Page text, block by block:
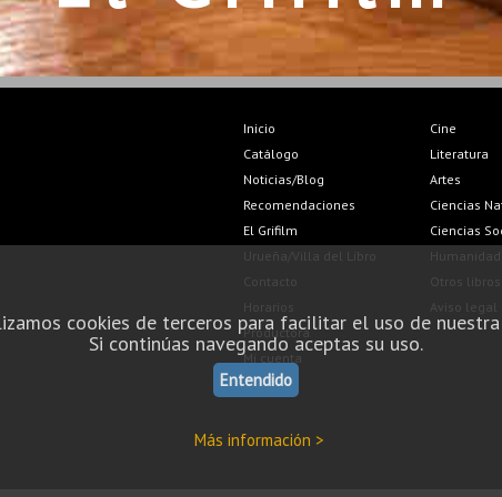
cookies de terceros para facilitar el uso de nuestra
Si continúas navegando aceptas su uso.
Entendido
Más información >
Inicio
Catálogo
Noticias/Blog
Recomendaciones
El Grifilm
Urueña/Villa del Libro
Contacto
Horarios
Productora
Mi cuenta
Cine
Literatura
Artes
Ciencias
Ciencias
Otros libros
Aviso legal